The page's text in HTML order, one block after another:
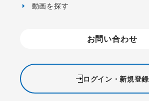
動画を探す
お問い合わせ
ログイン・新規登録